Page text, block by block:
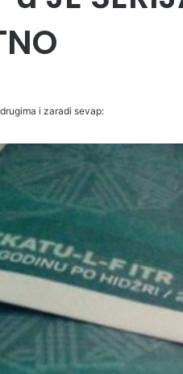
i zaradi sevap: